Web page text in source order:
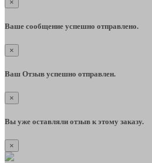
×
Ваше сообщение успешно отправлено.
×
Ваш Отзыв успешно отправлен.
×
Вы уже оставляли отзыв к этому заказу.
×